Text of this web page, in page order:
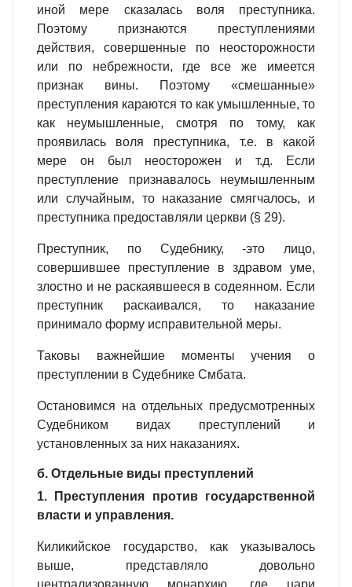
иной мере сказалась воля преступника.
Поэтому признаются преступлениями
действия, совершенные по неосторожности
или по небрежности, где все же имеется
признак вины. Поэтому «смешанные»
преступления караются то как умышленные, то
как неумышленные, смотря по тому, как
проявилась воля преступника, т.е. в какой
мере он был неосторожен и т.д. Если
преступление признавалось неумышленным
или случайным, то наказание смягчалось, и
преступника предоставляли церкви (§ 29).
Преступник, по Судебнику, ‑это лицо,
совершившее преступление в здравом уме,
злостно и не раскаявшееся в содеянном. Если
преступник раскаивался, то наказание
принимало форму исправительной меры.
Таковы важнейшие моменты учения о
преступлении в Судебнике Смбата.
Остановимся на отдельных предусмотренных
Судебником видах преступлений и
установленных за них наказаниях.
б. Отдельные виды преступлений
1. Преступления против государственной
власти и управления.
Киликийское государство, как указывалось
выше, представляло довольно
централизованную монархию, где цари